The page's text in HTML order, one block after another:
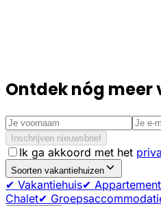
Ontdek nóg
Inschrijven nieuwsbrief
Ik ga akkoord met het
Soorten vakantiehuizen
✔ Vakantiehuis✔ Appartement
Chalet✔